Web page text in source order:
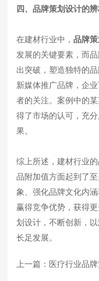
四、品牌策划设计的
在建材行业中，品牌
发展的关键要素，而
出突破，塑造独特的
新媒体推广品牌，企
者的关注。案例中的
得了市场的认可，充
果。
综上所述，建材行业
品附加值方面起到了
象、强化品牌文化内
赢得竞争优势，获得
划设计，不断创新，
长足发展。
上一篇： 医疗行业品